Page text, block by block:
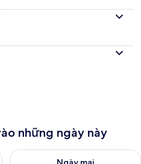
những ngày này
thg 8 8 - thg 8 9
Kiểm tra lượng phòng ngày